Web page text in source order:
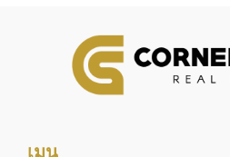
เมนู